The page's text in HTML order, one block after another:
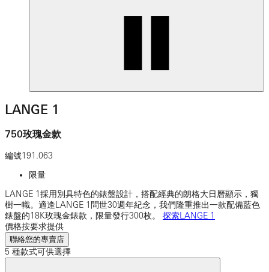
LANGE 1
750玫瑰金款
編號191.063
限量
LANGE 1採用別具特色的錶盤設計，搭配經典的朗格大日曆顯示，獨
樹一幟。適逢LANGE 1問世30週年紀念，我們隆重推出一款配備藍色
錶盤的18K玫瑰金錶款，限量發行300枚。 探索LANGE 1
價格按要求提供
聯絡您的專賣店
5 種款式可供選擇